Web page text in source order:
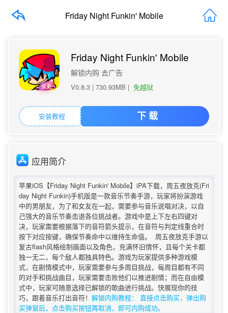
Friday Night Funkin' Mobile
催更
Friday Night Funkin' Mobile
解锁内购 去广告
V0.8.3 | 730.93MB | 免越狱
安装教程 下 载
应用简介
苹果iOS【Friday Night Funkin' Mobile】iPA下载，周五夜放克(Fri
day Night Funkin)手机版是一款音乐节奏手游，玩家将扮演游戏
中的男朋友，为了和女友在一起，需要参与音乐说唱对决，以自
己强大的音乐节奏击退各位挑战者。游戏中是上下左右四键对
决，玩家需要根据落下的音符箭头提示，在音符与判定线重合时
按下对应按键，确保节奏命中以维持生命值。 周五夜放克手游以
复古flash风格绘制画面以及角色，充满怀旧情怀，且每个关卡都
独一无二，每个敌人都独具特色。游戏为玩家提供多种游戏模
式，在剧情模式中，玩家需要参与多周目挑战，每周目都有不同
的对手和挑战曲目，玩家需要击败他们以推进剧情；而在自由模
式中，玩家可随意选择已解锁的歌曲进行挑战。快展现你的技
巧，跟着音乐打出音符！ 解锁内购教程： 直接点击购买，弹出购
买弹窗后，点击购买按钮再取消，即可内购成功。